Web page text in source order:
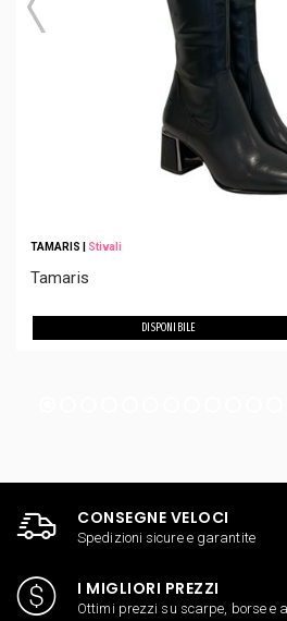
TAMARIS Stivali
Tamaris
DISPONIBILE
CONSEGNE VELOCI
Spedizioni sicure e garantite
I MIGLIORI PREZZI
Ottimi prezzi su scarpe, borse e